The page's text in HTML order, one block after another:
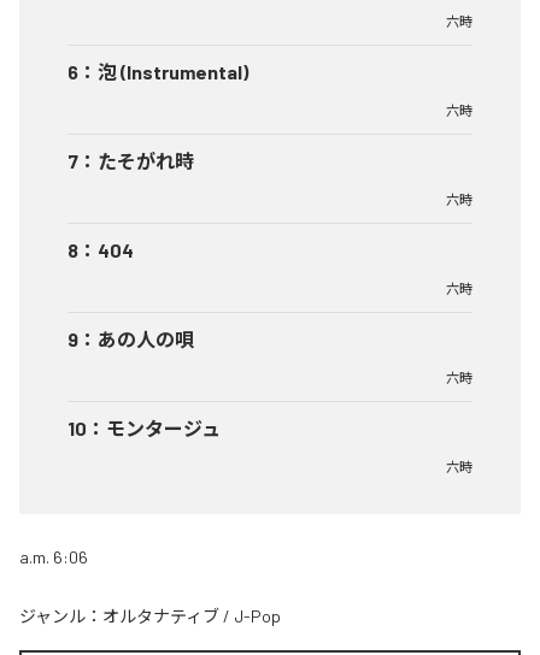
六時
6 ： 泡 (Instrumental)
六時
7 ： たそがれ時
六時
8 ： 404
六時
9 ： あの人の唄
六時
10 ： モンタージュ
六時
a.m. 6:06
ジャンル： オルタナティブ / J-Pop